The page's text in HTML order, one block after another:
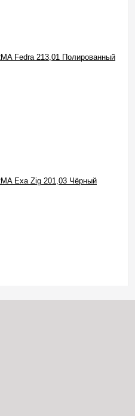
Fedra 213,01 Полированный
Exa Zig 201,03 Чёрный